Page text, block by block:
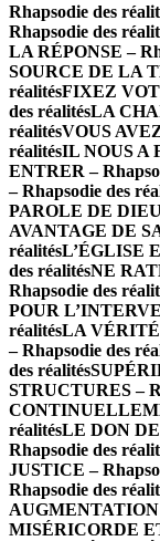
Rhapsodie des
Rhapsodie des
LA RÉPONSE –
SOURCE DE LA
réalitésFIXEZ
des réalitésLA
réalitésVOUS
réalitésIL NOUS A
ENTRER –
– Rhapsodie des
PAROLE DE DIEU
AVANTAGE DE
réalitésL’ÉGLISE
des réalitésNE
Rhapsodie des
POUR
réalitésLA VÉRITÉ
– Rhapsodie des
des réalités
STRUCTURES –
réalitésLE DON
Rhapsodie des
JUSTICE –
Rhapsodie des
AUGMENTATION
MISÉRICORDE